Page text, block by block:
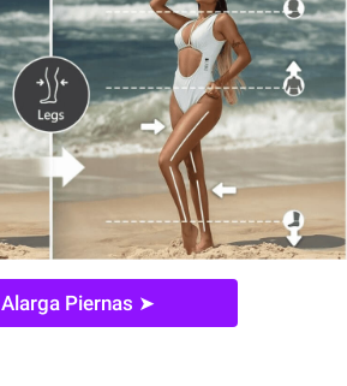
Alarga Piernas ➤